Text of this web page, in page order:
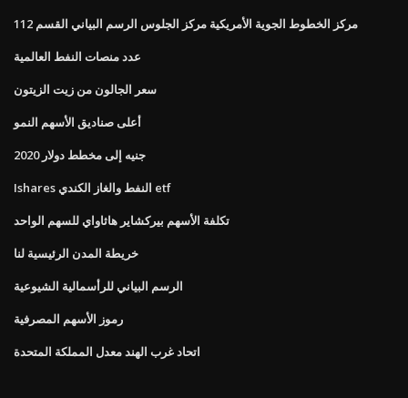
مركز الخطوط الجوية الأمريكية مركز الجلوس الرسم البياني القسم 112
عدد منصات النفط العالمية
سعر الجالون من زيت الزيتون
أعلى صناديق الأسهم النمو
جنيه إلى مخطط دولار 2020
Ishares النفط والغاز الكندي etf
تكلفة الأسهم بيركشاير هاثاواي للسهم الواحد
خريطة المدن الرئيسية لنا
الرسم البياني للرأسمالية الشيوعية
رموز الأسهم المصرفية
اتحاد غرب الهند معدل المملكة المتحدة